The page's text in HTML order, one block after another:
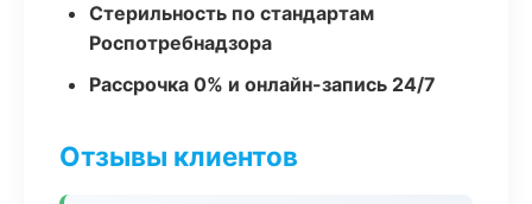
Стерильность по стандартам
Роспотребнадзора
Рассрочка 0% и онлайн-запись 24/7
Отзывы клиентов